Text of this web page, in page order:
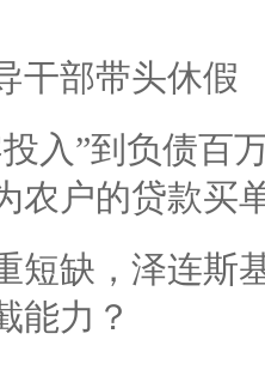
干部带头休假
入”到负债百
农户的贷款买
短缺，泽连斯
能力？